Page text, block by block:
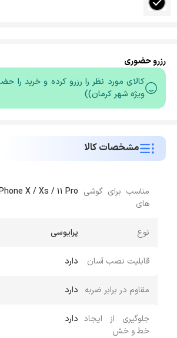
رزرو حضوری
کالای مورد نظر را رزرو کرده و خرید را
ویژه شهر کرمان))
مشخصات کالا
مناسب برای گوشی
های
X / Xs / 11 Pro
نوع پرایوسی
قابلیت نصب آسان دارد
مقاوم در برابر ضربه دارد
جلوگیری از ایجاد
خط و خش
دارد